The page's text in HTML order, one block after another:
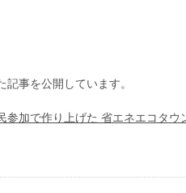
事を公開しています。
参加で作り上げた 省エネエコタ